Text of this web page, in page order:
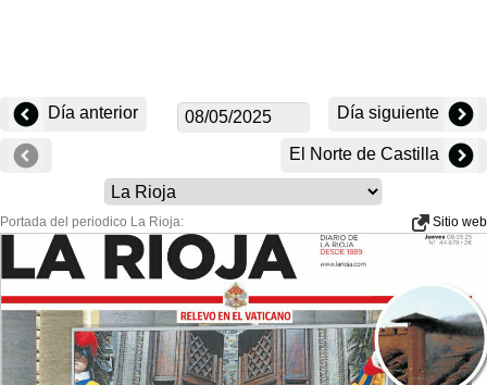
Día anterior Día siguiente
El Norte de Castilla
Portada del periodico La Rioja: Sitio web